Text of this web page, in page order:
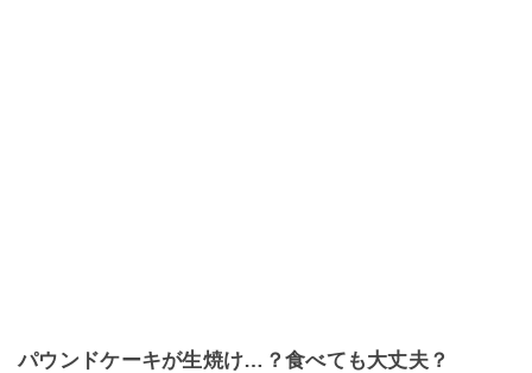
パウンドケーキが生焼け…？食べても大丈夫？